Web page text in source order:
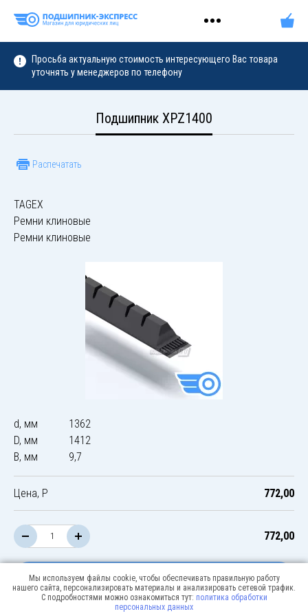
Просьба актуальную стоимость интересующего Вас товара
уточнять у менеджеров по телефону
Подшипник XPZ1400
Распечатать
TAGEX
Ремни клиновые
Ремни клиновые
d, мм
1362
D, мм
1412
B, мм
9,7
Цена, Р 772,00
772,00
В корзину
Мы используем файлы cookie, чтобы обеспечивать правильную работу
нашего сайта, персонализировать материалы и анализировать сетевой трафик.
С подробностями можно ознакомиться тут: политика обработки
персональных данных